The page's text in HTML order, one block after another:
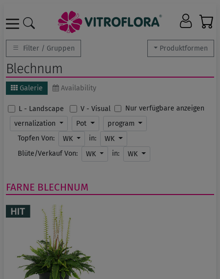
Produktformen
Filter / Gruppen
Blechnum
Galerie Availability
L - Landscape V - Visual
Nur verfügbare anzeigen
vernalization
Pot
program
Topfen Von:
WK in:
WK
Blüte/Verkauf Von:
WK in: WK
FARNE BLECHNUM